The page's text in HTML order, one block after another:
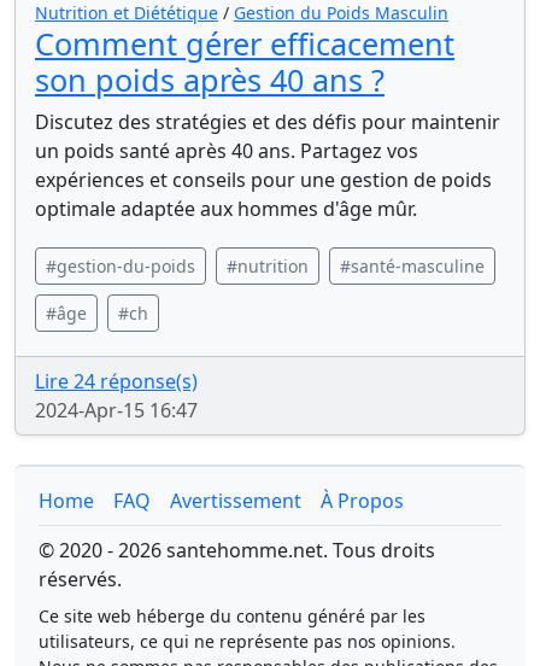
Nutrition et Diététique / Gestion du Poids Masculin
Comment gérer efficacement
son poids après 40 ans ?
Discutez des stratégies et des défis pour maintenir
un poids santé après 40 ans. Partagez vos
expériences et conseils pour une gestion de poids
optimale adaptée aux hommes d'âge mûr.
#gestion-du-poids #nutrition #santé-masculine
#âge #ch
Lire 24 réponse(s)
2024-Apr-15 16:47
Home FAQ Avertissement
À Propos
© 2020 - 2026 santehomme.net. Tous droits
réservés.
Ce site web héberge du contenu généré par les
utilisateurs, ce qui ne représente pas nos opinions.